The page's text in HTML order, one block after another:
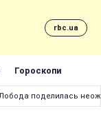
rbc.ua
Гороскопи
Лобода поделилась